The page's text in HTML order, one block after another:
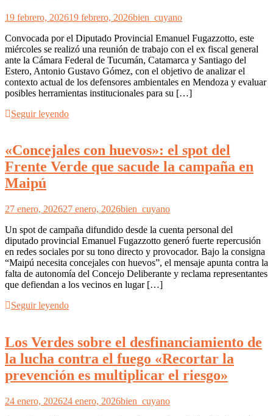
19 febrero, 202619 febrero, 2026bien_cuyano
Convocada por el Diputado Provincial Emanuel Fugazzotto, este
miércoles se realizó una reunión de trabajo con el ex fiscal general
ante la Cámara Federal de Tucumán, Catamarca y Santiago del
Estero, Antonio Gustavo Gómez, con el objetivo de analizar el
contexto actual de los defensores ambientales en Mendoza y evaluar
posibles herramientas institucionales para su […]
Seguir leyendo
«Concejales con huevos»: el spot del
Frente Verde que sacude la campaña en
Maipú
27 enero, 202627 enero, 2026bien_cuyano
Un spot de campaña difundido desde la cuenta personal del
diputado provincial Emanuel Fugazzotto generó fuerte repercusión
en redes sociales por su tono directo y provocador. Bajo la consigna
“Maipú necesita concejales con huevos”, el mensaje apunta contra la
falta de autonomía del Concejo Deliberante y reclama representantes
que defiendan a los vecinos en lugar […]
Seguir leyendo
Los Verdes sobre el desfinanciamiento de
la lucha contra el fuego «Recortar la
prevención es multiplicar el riesgo»
24 enero, 202624 enero, 2026bien_cuyano